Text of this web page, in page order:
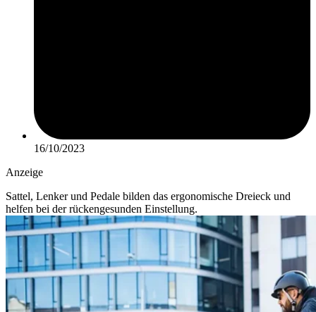
16/10/2023
Anzeige
Sattel, Lenker und Pedale bilden das ergonomische Dreieck und
helfen bei der rückengesunden Einstellung.